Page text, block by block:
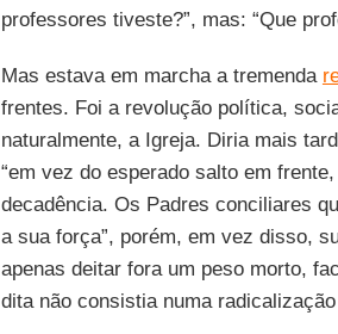
professores tiveste?”, mas: “Que
Mas estava em marcha a tremenda
frentes. Foi a revolução política,
naturalmente, a Igreja. Diria mais
“em vez do esperado salto em
decadência. Os Padres conciliares
a sua força”, porém, em vez disso,
apenas deitar fora um peso morto,
dita não consistia numa